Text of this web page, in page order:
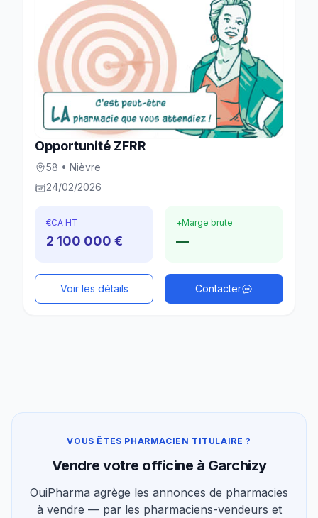
Opportunité ZFRR
58 • Nièvre
24/02/2026
€CA HT
2 100 000 €
+Marge brute
—
Voir les détails Contacter
VOUS ÊTES PHARMACIEN TITULAIRE ?
Vendre votre officine à Garchizy
OuiPharma agrège les annonces de pharmacies
à vendre — par les pharmaciens-vendeurs et